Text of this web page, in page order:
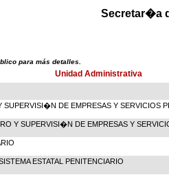
Secretar�a
para más detalles.
Unidad Administrativa
DE EMPRESAS Y SERVICIOS
Y SUPERVISI�N DE EMPRESAS Y
ESTATAL PENITENCIARIO